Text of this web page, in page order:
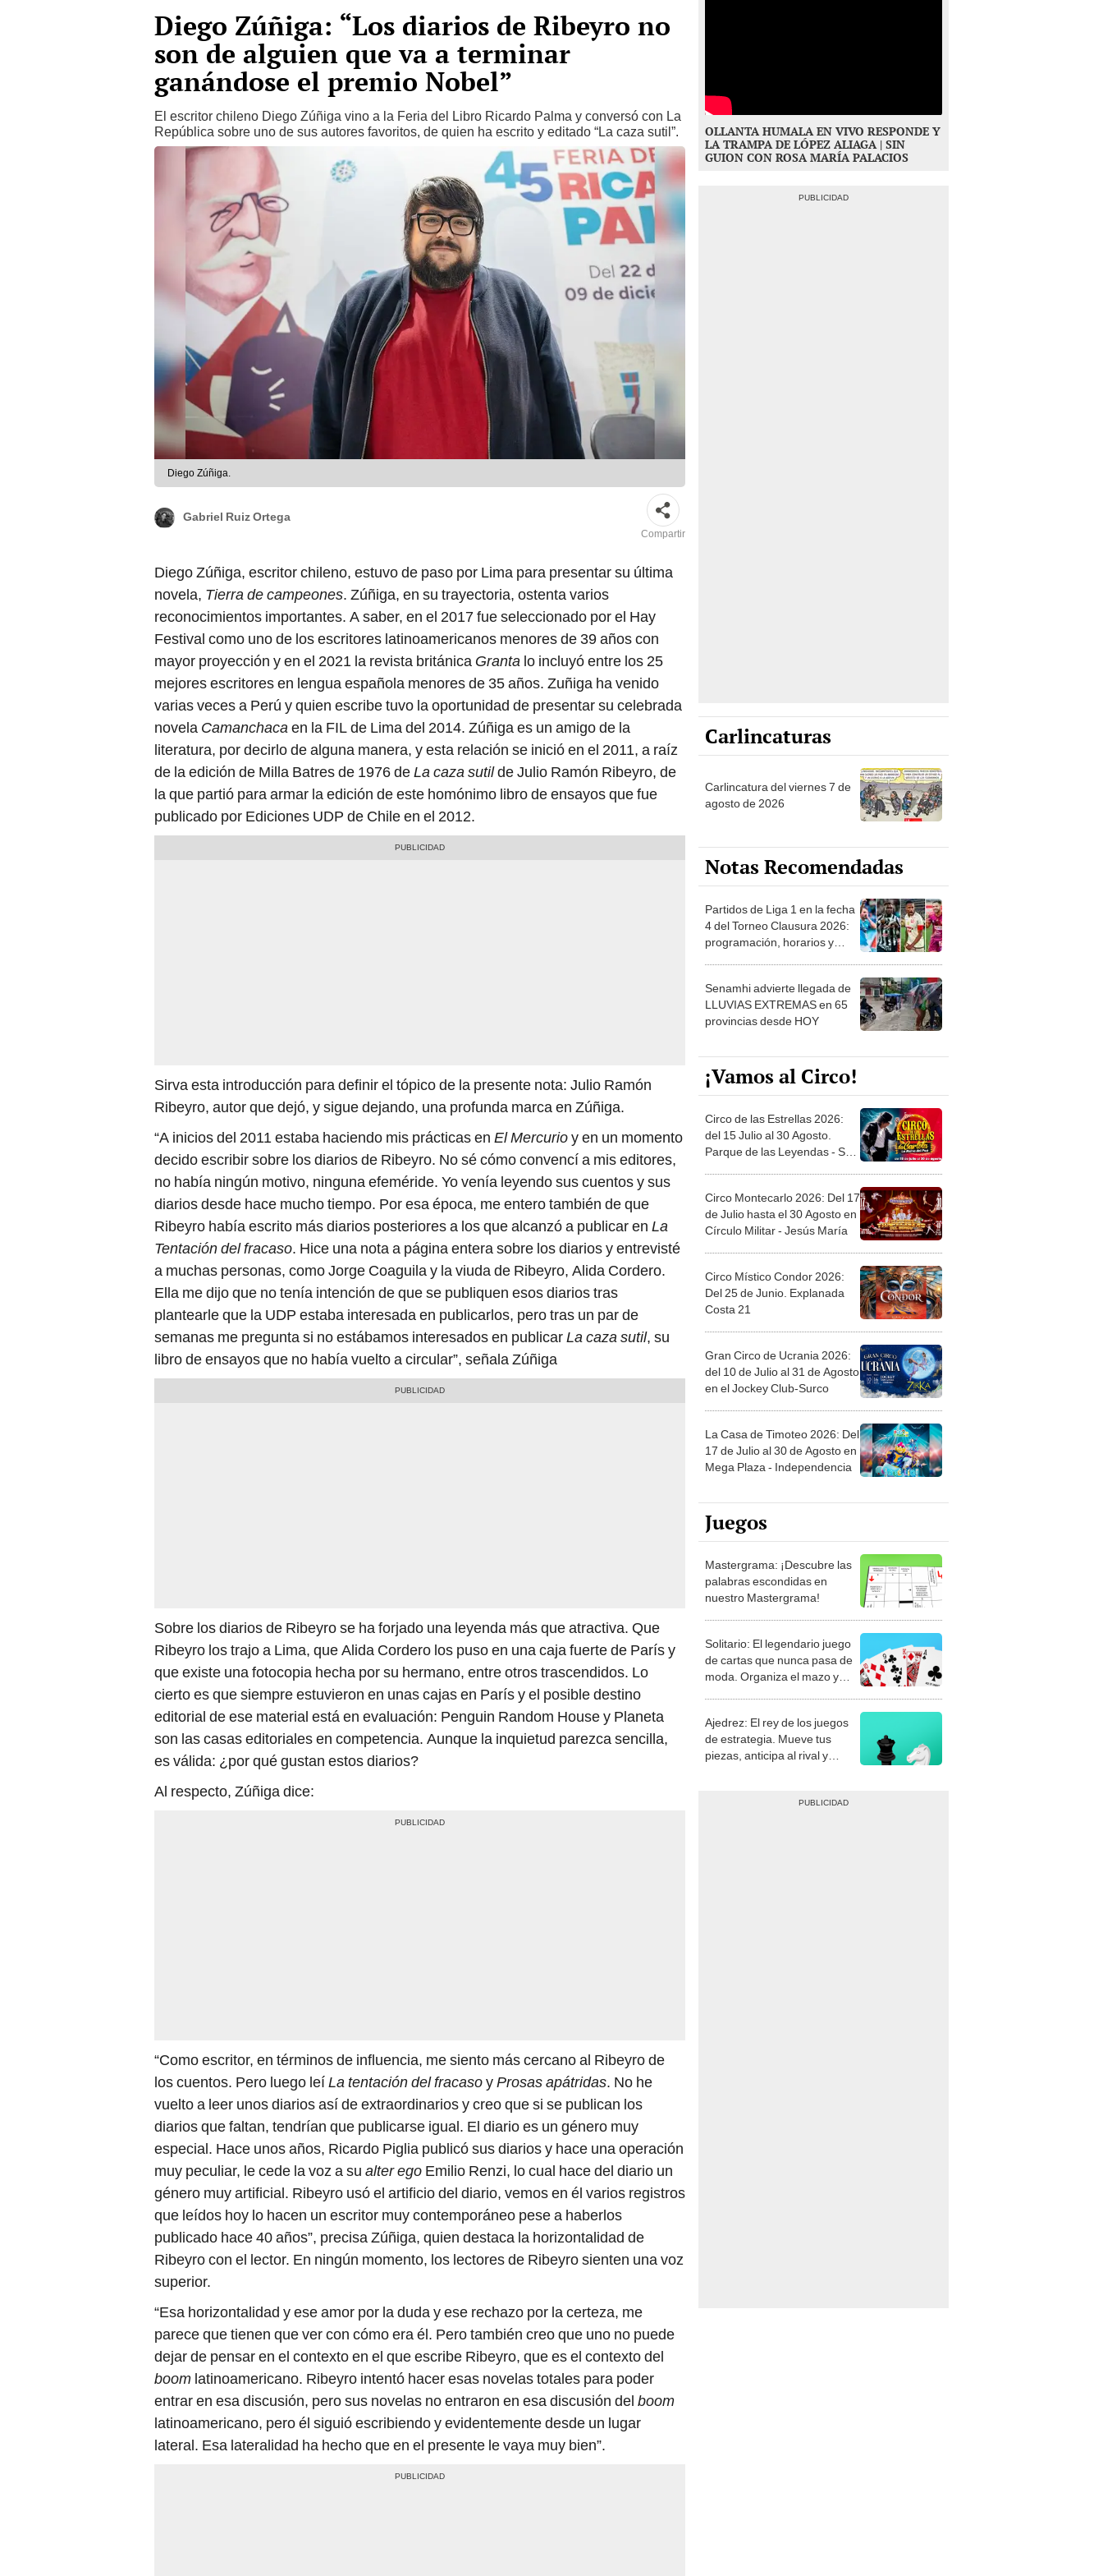
Diego Zúñiga: “Los diarios de Ribeyro no
son de alguien que va a terminar
ganándose el premio Nobel”
El escritor chileno Diego Zúñiga vino a la Feria del Libro Ricardo Palma y conversó con La
República sobre uno de sus autores favoritos, de quien ha escrito y editado “La caza sutil”.
Diego Zúñiga.
Gabriel Ruiz Ortega
Compartir
Diego Zúñiga, escritor chileno, estuvo de paso por Lima para presentar su última
novela, Tierra de campeones. Zúñiga, en su trayectoria, ostenta varios
reconocimientos importantes. A saber, en el 2017 fue seleccionado por el Hay
Festival como uno de los escritores latinoamericanos menores de 39 años con
mayor proyección y en el 2021 la revista británica Granta lo incluyó entre los 25
mejores escritores en lengua española menores de 35 años. Zuñiga ha venido
varias veces a Perú y quien escribe tuvo la oportunidad de presentar su celebrada
novela Camanchacaen la FIL de Lima del 2014. Zúñiga es un amigo de la
literatura, por decirlo de alguna manera, y esta relación se inició en el 2011, a raíz
de la edición de Milla Batres de 1976 deLa caza sutilde Julio Ramón Ribeyro, de
la que partió para armar la edición de este homónimo libro de ensayos que fue
publicado por Ediciones UDP de Chile en el 2012.
Sirva esta introducción para definir el tópico de la presente nota: Julio Ramón
Ribeyro, autor que dejó, y sigue dejando, una profunda marca en Zúñiga.
“A inicios del 2011 estaba haciendo mis prácticas en El Mercurioy en un momento
decido escribir sobre los diarios de Ribeyro. No sé cómo convencí a mis editores,
no había ningún motivo, ninguna efeméride. Yo venía leyendo sus cuentos y sus
diarios desde hace mucho tiempo. Por esa época, me entero también de que
Ribeyro había escrito más diarios posteriores a los que alcanzó a publicar en La
Tentación del fracaso. Hice una nota a página entera sobre los diarios y entrevisté
a muchas personas, como Jorge Coaguila y la viuda de Ribeyro, Alida Cordero.
Ella me dijo que no tenía intención de que se publiquen esos diarios tras
plantearle que la UDP estaba interesada en publicarlos, pero tras un par de
semanas me pregunta si no estábamos interesados en publicarLa caza sutil, su
libro de ensayos que no había vuelto a circular”, señala Zúñiga
Sobre los diarios de Ribeyro se ha forjado una leyenda más que atractiva. Que
Ribeyro los trajo a Lima, que Alida Cordero los puso en una caja fuerte de París y
que existe una fotocopia hecha por su hermano, entre otros trascendidos. Lo
cierto es que siempre estuvieron en unas cajas en París y el posible destino
editorial de ese material está en evaluación: Penguin Random House y Planeta
son las casas editoriales en competencia. Aunque la inquietud parezca sencilla,
es válida: ¿por qué gustan estos diarios?
Al respecto, Zúñiga dice:
“Como escritor, en términos de influencia, me siento más cercano al Ribeyro de
los cuentos. Pero luego leíLa tentación del fracasoyProsas apátridas. No he
vuelto a leer unos diarios así de extraordinarios y creo que si se publican los
diarios que faltan, tendrían que publicarse igual. El diario es un género muy
especial. Hace unos años, Ricardo Piglia publicó sus diarios y hace una operación
muy peculiar, le cede la voz a su alter ego Emilio Renzi, lo cual hace del diario un
género muy artificial. Ribeyro usó el artificio del diario, vemos en él varios registros
que leídos hoy lo hacen un escritor muy contemporáneo pese a haberlos
publicado hace 40 años”, precisa Zúñiga, quien destaca la horizontalidad de
Ribeyro con el lector. En ningún momento, los lectores de Ribeyro sienten una voz
superior.
“Esa horizontalidad y ese amor por la duda y ese rechazo por la certeza, me
parece que tienen que ver con cómo era él. Pero también creo que uno no puede
dejar de pensar en el contexto en el que escribe Ribeyro, que es el contexto del
boom latinoamericano. Ribeyro intentó hacer esas novelas totales para poder
entrar en esa discusión, pero sus novelas no entraron en esa discusión del boom
latinoamericano, pero él siguió escribiendo y evidentemente desde un lugar
lateral. Esa lateralidad ha hecho que en el presente le vaya muy bien”.
OLLANTA HUMALA EN VIVO RESPONDE Y
LA TRAMPA DE LÓPEZ ALIAGA | SIN
GUION CON ROSA MARÍA PALACIOS
Carlincaturas
Carlincatura del viernes 7 de
agosto de 2026
Notas Recomendadas
Partidos de Liga 1 en la fecha
4 del Torneo Clausura 2026:
programación, horarios y
Senamhi advierte llegada de
LLUVIAS EXTREMAS en 65
provincias desde HOY
¡Vamos al Circo!
Circo de las Estrellas 2026:
del 15 Julio al 30 Agosto.
Parque de las Leyendas - San
Circo Montecarlo 2026: Del 17
de Julio hasta el 30 Agosto en
Círculo Militar - Jesús María
Circo Místico Condor 2026:
Del 25 de Junio. Explanada
Costa 21
Gran Circo de Ucrania 2026:
del 10 de Julio al 31 de Agosto
en el Jockey Club-Surco
La Casa de Timoteo 2026: Del
17 de Julio al 30 de Agosto en
Mega Plaza - Independencia
Juegos
Mastergrama: ¡Descubre las
palabras escondidas en
nuestro Mastergrama!
Solitario: El legendario juego
de cartas que nunca pasa de
moda. Organiza el mazo y
Ajedrez: El rey de los juegos
de estrategia. Mueve tus
piezas, anticipa al rival y